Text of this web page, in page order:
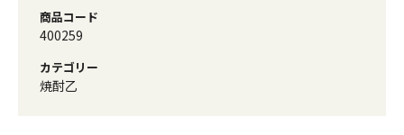
商品コード
400259
カテゴリー
焼酎乙